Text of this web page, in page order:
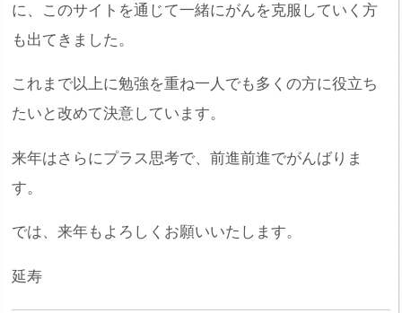
に、このサイトを通じて一緒にがんを克服していく方
も出てきました。
これまで以上に勉強を重ね一人でも多くの方に役立ち
たいと改めて決意しています。
来年はさらにプラス思考で、前進前進でがんばりま
す。
では、来年もよろしくお願いいたします。
延寿